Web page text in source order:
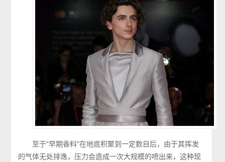
至于“早期香料”在地底积聚到一定数目后，由于其挥发
的气体无处排逸，压力会造成一次大规模的喷出来，这种现